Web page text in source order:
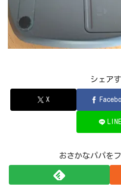
シェア
X
LINE
おさかなパパを